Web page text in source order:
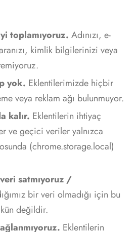
toplamıyoruz. Adınızı, e-
kimlik bilgilerinizi veya
yok. Eklentilerimizde hiçbir
veya reklam ağı bulunmuyor.
kalır. Eklentilerin ihtiyaç
ve geçici veriler yalnızca
(chrome.storage.local)
satmıyoruz /
bir veri olmadığı için bu
değildir.
Eklentilerin